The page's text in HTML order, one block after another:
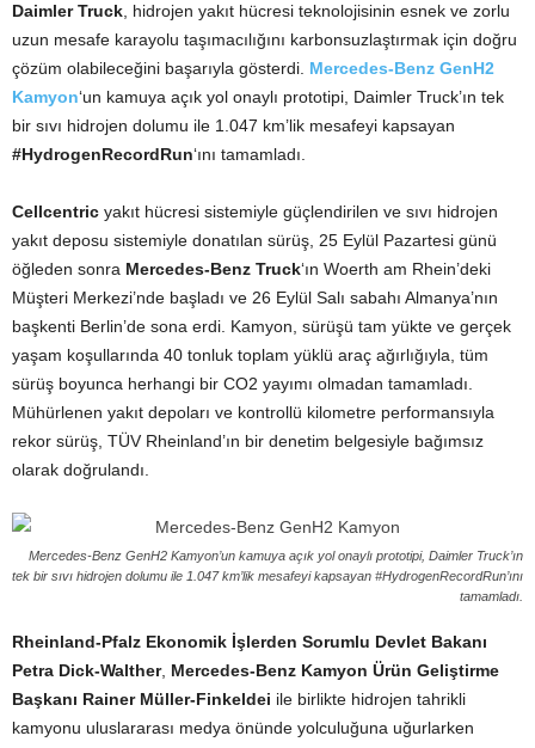
Daimler Truck , hidrojen yakıt hücresi teknolojisinin esnek ve zorlu
uzun mesafe karayolu taşımacılığını karbonsuzlaştırmak için doğru
çözüm olabileceğini başarıyla gösterdi. Mercedes-Benz GenH2
Kamyon‘un kamuya açık yol onaylı prototipi, Daimler Truck’ın tek
bir sıvı hidrojen dolumu ile 1.047 km’lik mesafeyi kapsayan
#HydrogenRecordRun‘ını tamamladı.
Cellcentric yakıt hücresi sistemiyle güçlendirilen ve sıvı hidrojen
yakıt deposu sistemiyle donatılan sürüş, 25 Eylül Pazartesi günü
öğleden sonra Mercedes-Benz Truck‘ın Woerth am Rhein’deki
Müşteri Merkezi’nde başladı ve 26 Eylül Salı sabahı Almanya’nın
başkenti Berlin’de sona erdi. Kamyon, sürüşü tam yükte ve gerçek
yaşam koşullarında 40 tonluk toplam yüklü araç ağırlığıyla, tüm
sürüş boyunca herhangi bir CO2 yayımı olmadan tamamladı.
Mühürlenen yakıt depoları ve kontrollü kilometre performansıyla
rekor sürüş, TÜV Rheinland’ın bir denetim belgesiyle bağımsız
olarak doğrulandı.
Mercedes-Benz GenH2 Kamyon’un kamuya açık yol onaylı prototipi, Daimler Truck’ın
tek bir sıvı hidrojen dolumu ile 1.047 km’lik mesafeyi kapsayan #HydrogenRecordRun’ını
tamamladı.
Rheinland-Pfalz Ekonomik İşlerden Sorumlu Devlet Bakanı
Petra Dick-Walther, Mercedes-Benz Kamyon Ürün Geliştirme
Başkanı Rainer Müller-Finkeldei ile birlikte hidrojen tahrikli
kamyonu uluslararası medya önünde yolculuğuna uğurlarken